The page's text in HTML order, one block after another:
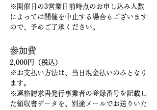
※開催日の3営業日前時点のお申し込み人数
によっては開催を中止する場合もございます
ので、予めご了承ください。
参加費
2,000円（税込）
※お支払い方法は、当日現金払いのみとなり
ます。
※適格請求書発行事業者の登録番号を記載し
た領収書データを、別途メールでお送りいた